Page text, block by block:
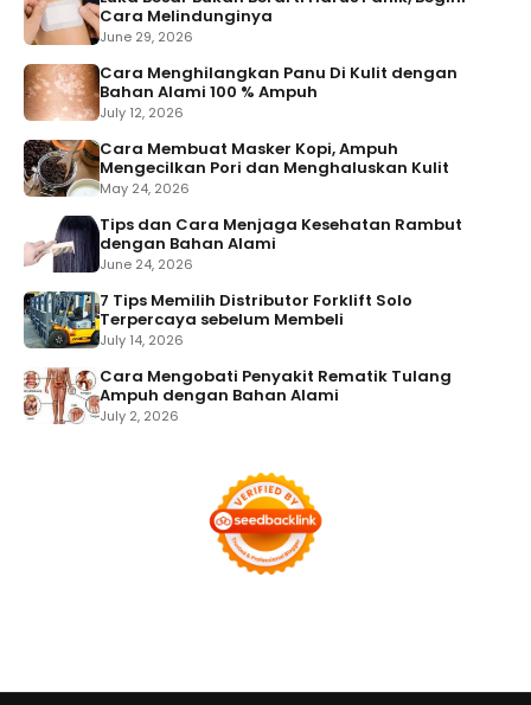
Cara Melindunginya
June 29, 2026
Cara Menghilangkan Panu Di Kulit dengan
Bahan Alami 100 % Ampuh
July 12, 2026
Cara Membuat Masker Kopi, Ampuh
Mengecilkan Pori dan Menghaluskan Kulit
May 24, 2026
Tips dan Cara Menjaga Kesehatan Rambut
dengan Bahan Alami
June 24, 2026
7 Tips Memilih Distributor Forklift Solo
Terpercaya sebelum Membeli
July 14, 2026
Cara Mengobati Penyakit Rematik Tulang
Ampuh dengan Bahan Alami
July 2, 2026